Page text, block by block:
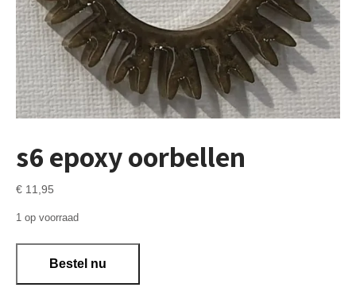
s6 epoxy oorbellen
€ 11,95
1 op voorraad
oorbellen
Bestel nu